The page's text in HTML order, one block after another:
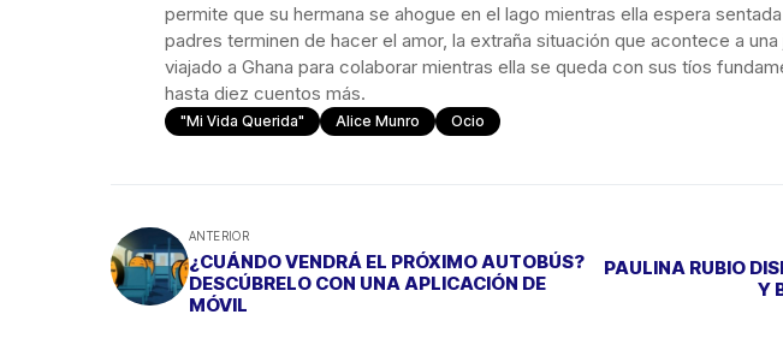
permite que su hermana se ahogue en el lago mientras ella espera
padres terminen de hacer el amor, la extraña situación que acontece a
viajado a Ghana para colaborar mientras ella se queda con sus tíos
hasta diez cuentos más.
"mi Vida Querida" Alice Munro Ocio
ANTERIOR
¿CUÁNDO VENDRÁ EL PRÓXIMO AUTOBÚS?
DESCÚBRELO CON UNA APLICACIÓN DE
MÓVIL
PAULINA RUBIO DISEÑADORA DE ZAPATOS
Y